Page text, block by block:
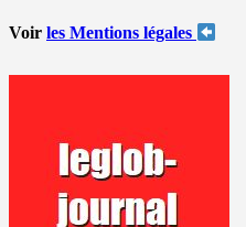
Voir les Mentions légales